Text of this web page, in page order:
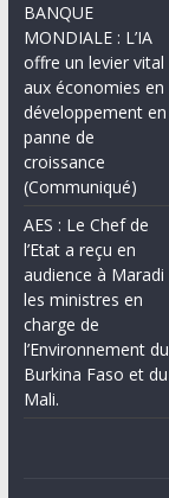
BANQUE
MONDIALE : L’IA
offre un levier vital
aux économies en
développement en
panne de
croissance
(Communiqué)
AES : Le Chef de
l’Etat a reçu en
audience à Maradi
les ministres en
charge de
l’Environnement du
Burkina Faso et du
Mali.